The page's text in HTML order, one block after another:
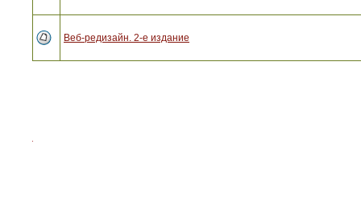
Веб-редизайн. 2-е издание